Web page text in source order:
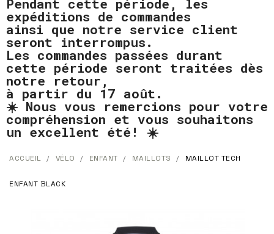
Pendant cette période, les
expéditions de commandes
ainsi que notre service client
seront interrompus.
Les commandes passées durant
cette période seront traitées dès
notre retour,
à partir du 17 août.
☀️ Nous vous remercions pour votre
compréhension et vous souhaitons
un excellent été! ☀️
ACCUEIL VÉLO ENFANT MAILLOTS MAILLOT TECH
ENFANT BLACK